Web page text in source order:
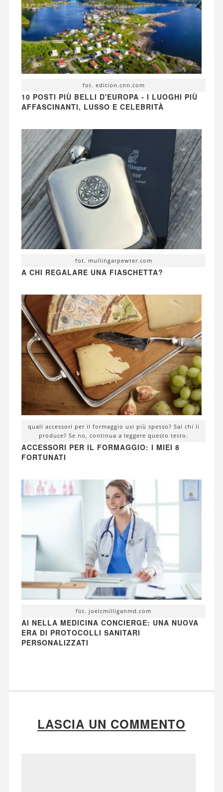
fot. edition.cnn.com
10 POSTI PIÙ BELLI D'EUROPA - I LUOGHI PIÙ
AFFASCINANTI, LUSSO E CELEBRITÀ
fot. mullingarpewter.com
A CHI REGALARE UNA FIASCHETTA?
quali accessori per il formaggio usi più spesso? Sai chi li
produce? Se no, continua a leggere questo testo.
ACCESSORI PER IL FORMAGGIO: I MIEI 8
FORTUNATI
fot. joelcmilliganmd.com
AI NELLA MEDICINA CONCIERGE: UNA NUOVA
ERA DI PROTOCOLLI SANITARI
PERSONALIZZATI
LASCIA UN COMMENTO